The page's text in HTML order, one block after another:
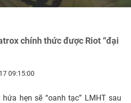
chính thức được Riot “đại
09:15:00
hẹn sẽ “oanh tạc” LMHT sau